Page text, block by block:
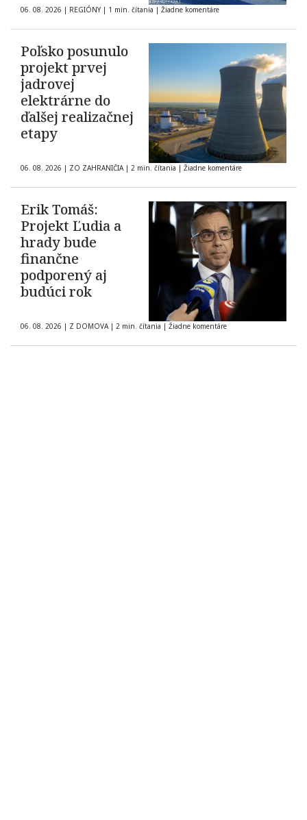
06. 08. 2026 | REGIÓNY | 1 min. čítania | Žiadne komentáre
Poľsko posunulo
projekt prvej
jadrovej
elektrárne do
ďalšej realizačnej
etapy
06. 08. 2026 | ZO ZAHRANIČIA | 2 min. čítania | Žiadne komentáre
Erik Tomáš:
Projekt Ľudia a
hrady bude
finančne
podporený aj
budúci rok
06. 08. 2026 | Z DOMOVA | 2 min. čítania | Žiadne komentáre